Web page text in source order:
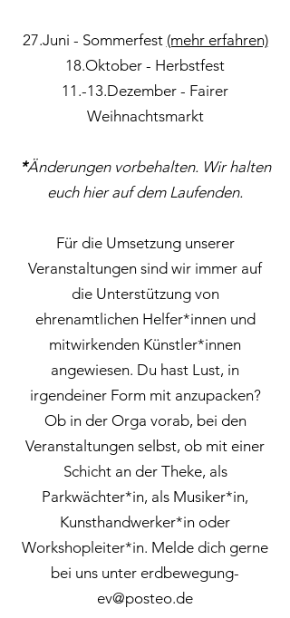
27.Juni - Sommerfest (mehr erfahren)
18.Oktober - Herbstfest
11.-13.Dezember - Fairer
Weihnachtsmarkt
*Änderungen vorbehalten. Wir halten
euch hier auf dem Laufenden.
Für die Umsetzung unserer
Veranstaltungen sind wir immer auf
die Unterstützung von
ehrenamtlichen Helfer*innen und
mitwirkenden Künstler*innen
angewiesen. Du hast Lust, in
irgendeiner Form mit anzupacken?
Ob in der Orga vorab, bei den
Veranstaltungen selbst, ob mit einer
Schicht an der Theke, als
Parkwächter*in, als Musiker*in,
Kunsthandwerker*in oder
Workshopleiter*in. Melde dich gerne
bei uns unter erdbewegung-
ev@posteo.de